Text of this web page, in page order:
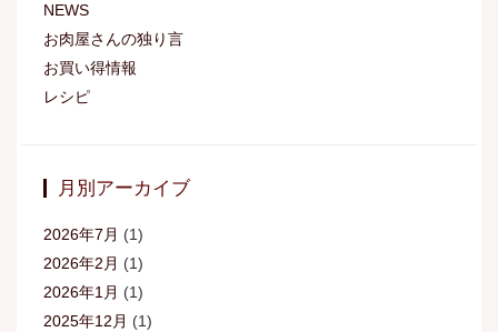
NEWS
お肉屋さんの独り言
お買い得情報
レシピ
月別アーカイブ
2026年7月 (1)
2026年2月 (1)
2026年1月 (1)
2025年12月 (1)